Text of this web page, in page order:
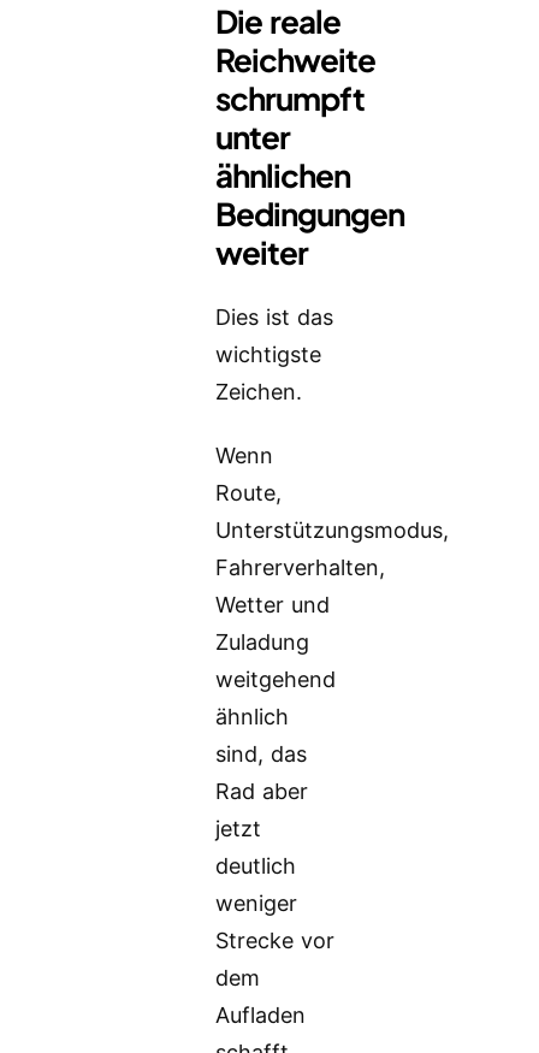
Die reale
Reichweite
schrumpft
unter
ähnlichen
Bedingungen
weiter
Dies ist das
wichtigste
Zeichen.
Wenn
Route,
Unterstützungsmodus,
Fahrerverhalten,
Wetter und
Zuladung
weitgehend
ähnlich
sind, das
Rad aber
jetzt
deutlich
weniger
Strecke vor
dem
Aufladen